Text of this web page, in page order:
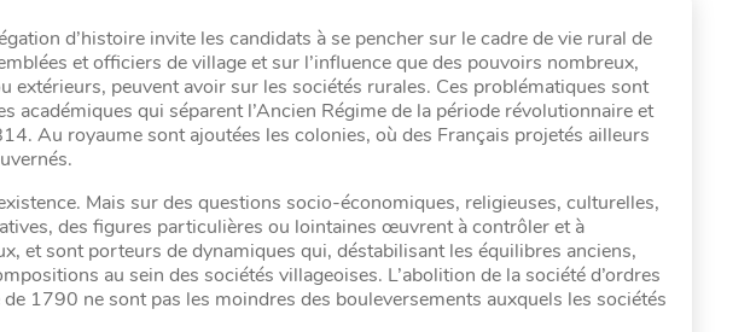
d’histoire invite les candidats à se pencher sur le cadre de vie rural de
et officiers de village et sur l’influence que des pouvoirs nombreux,
extérieurs, peuvent avoir sur les sociétés rurales. Ces problématiques sont
académiques qui séparent l’Ancien Régime de la période révolutionnaire et
Au royaume sont ajoutées les colonies, où des Français projetés ailleurs
Mais sur des questions socio-économiques, religieuses, culturelles,
des figures particulières ou lointaines œuvrent à contrôler et à
et sont porteurs de dynamiques qui, déstabilisant les équilibres anciens,
au sein des sociétés villageoises. L’abolition de la société d’ordres
1790 ne sont pas les moindres des bouleversements auxquels les sociétés